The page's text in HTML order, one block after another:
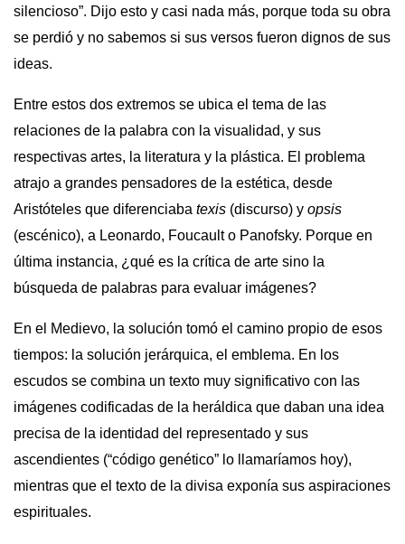
silencioso”. Dijo esto y casi nada más, porque toda su obra
se perdió y no sabemos si sus versos fueron dignos de sus
ideas.
Entre estos dos extremos se ubica el tema de las
relaciones de la palabra con la visualidad, y sus
respectivas artes, la literatura y la plástica. El problema
atrajo a grandes pensadores de la estética, desde
Aristóteles que diferenciaba texis (discurso) y opsis
(escénico), a Leonardo, Foucault o Panofsky. Porque en
última instancia, ¿qué es la crítica de arte sino la
búsqueda de palabras para evaluar imágenes?
En el Medievo, la solución tomó el camino propio de esos
tiempos: la solución jerárquica, el emblema. En los
escudos se combina un texto muy significativo con las
imágenes codificadas de la heráldica que daban una idea
precisa de la identidad del representado y sus
ascendientes (“código genético” lo llamaríamos hoy),
mientras que el texto de la divisa exponía sus aspiraciones
espirituales.